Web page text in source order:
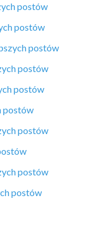
postów
postów
postów
postów
postów
postów
postów
postów
postów